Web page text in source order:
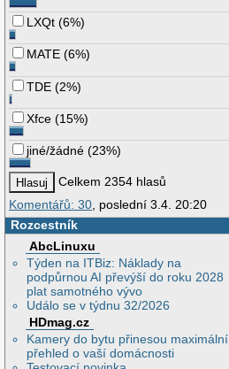
LXQt (6%)
MATE (6%)
TDE (2%)
Xfce (15%)
jiné/žádné (23%)
Celkem 2354 hlasů
Komentářů: 30 , poslední 3.4. 20:20
Rozcestník
AbcLinuxu
Týden na ITBiz: Náklady na
podpůrnou AI převýší do roku 2028
plat samotného vývo
Událo se v týdnu 32/2026
HDmag.cz
Kamery do bytu přinesou maximální
přehled o vaší domácnosti